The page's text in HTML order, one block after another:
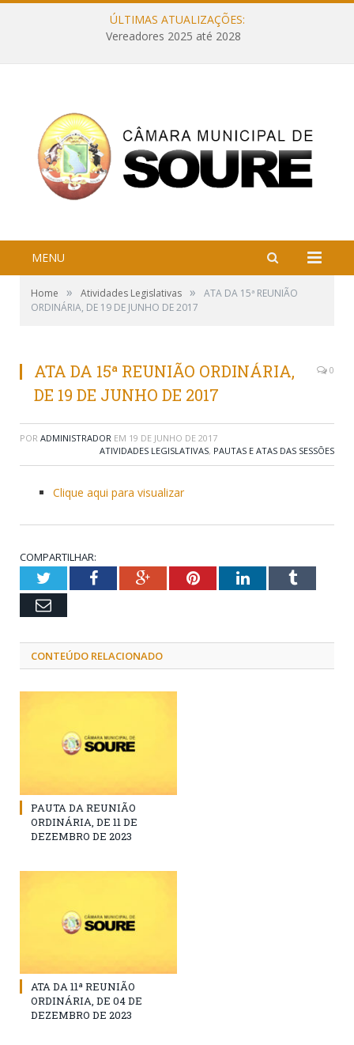
ÚLTIMAS ATUALIZAÇÕES:
Vereadores 2025 até 2028
MENU
Home » Atividades Legislativas »
ATA DA 15ª REUNIÃO
ORDINÁRIA, DE 19 DE JUNHO DE 2017
ATA DA 15ª REUNIÃO ORDINÁRIA,
DE 19 DE JUNHO DE 2017
0
POR ADMINISTRADOR EM 19 DE JUNHO DE 2017
ATIVIDADES LEGISLATIVAS, PAUTAS E ATAS DAS SESSÕES
Clique aqui para visualizar
COMPARTILHAR:
TwitterFacebookGoogle+PinterestLinkedInTumblr
Email
CONTEÚDO RELACIONADO
PAUTA DA REUNIÃO
ORDINÁRIA, DE 11 DE
DEZEMBRO DE 2023
ATA DA 11ª REUNIÃO
ORDINÁRIA, DE 04 DE
DEZEMBRO DE 2023